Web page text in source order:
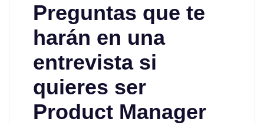
Preguntas que te
harán en una
entrevista si
quieres ser
Product Manager